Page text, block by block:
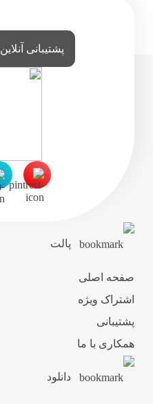
پالت
صفحه اصلی
اشتراک ویژه
پشتیبانی
همکاری با ما
دانلود
پشتیبانی آنلاین